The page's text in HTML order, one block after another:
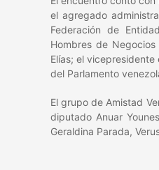
el agregado
Federación de
Hombres de
Elías; el
del Parlamento
El grupo de Amistad
diputado Anuar
Geraldina Parada,